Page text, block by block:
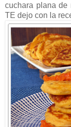
cuchara plana de
TE dejo con la